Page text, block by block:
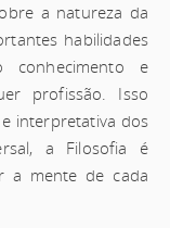
a natureza da
habilidades
e
profissão. Isso
interpretativa dos
a Filosofia é
a mente de cada